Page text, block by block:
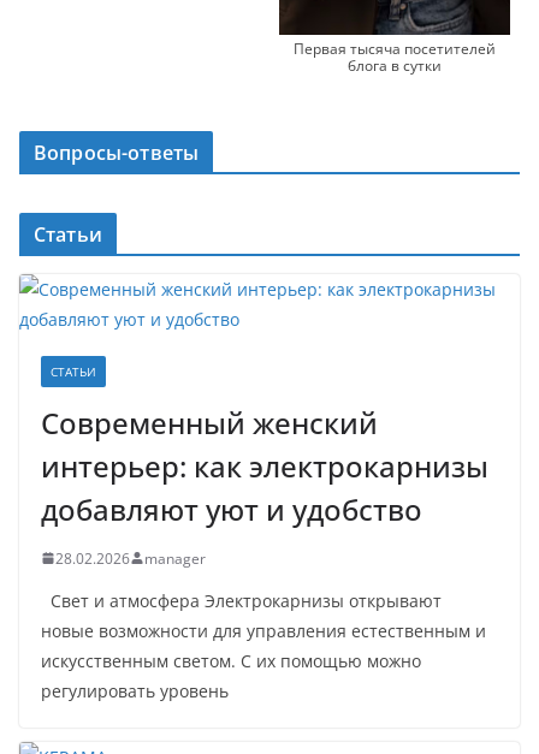
Первая тысяча посетителей
блога в сутки
Вопросы-ответы
Статьи
СТАТЬИ
Современный женский
интерьер: как электрокарнизы
добавляют уют и удобство
28.02.2026 manager
Свет и атмосфера Электрокарнизы открывают
новые возможности для управления естественным и
искусственным светом. С их помощью можно
регулировать уровень